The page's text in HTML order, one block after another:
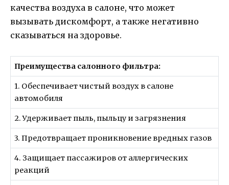
качества воздуха в салоне, что может
вызывать дискомфорт, а также негативно
сказываться на здоровье.
Преимущества салонного фильтра:
1. Обеспечивает чистый воздух в салоне
автомобиля
2. Удерживает пыль, пыльцу и загрязнения
3. Предотвращает проникновение вредных газов
4. Защищает пассажиров от аллергических
реакций